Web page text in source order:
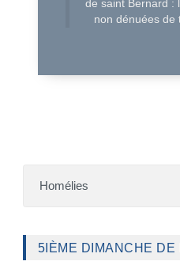
de saint Bernard :
non dénuées de
Homélies
5IÈME DIMANCHE DE